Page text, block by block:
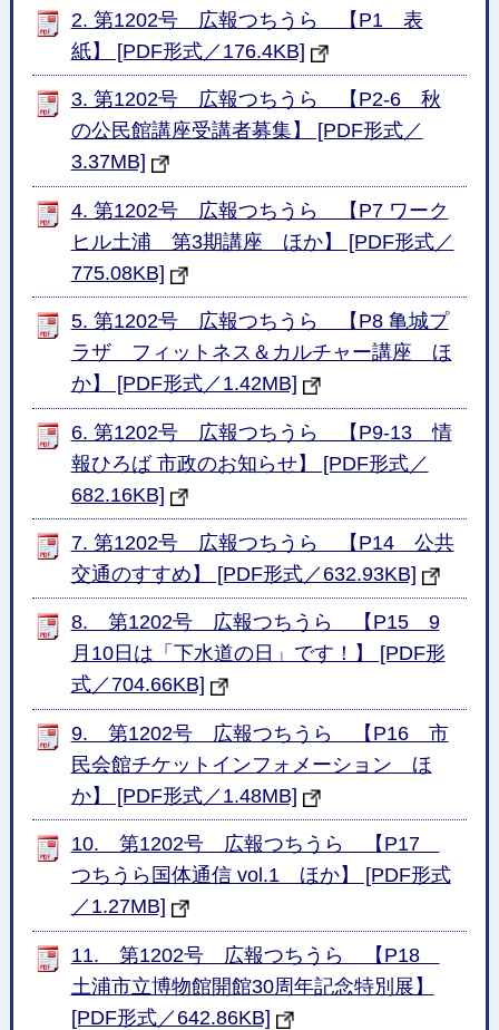
2. 第1202号 広報つちうら 【P1 表
紙】 [PDF形式／176.4KB]
3. 第1202号 広報つちうら 【P2-6 秋
の公民館講座受講者募集】 [PDF形式／
3.37MB]
4. 第1202号 広報つちうら 【P7 ワーク
ヒル土浦 第3期講座 ほか】 [PDF形式／
775.08KB]
5. 第1202号 広報つちうら 【P8 亀城プ
ラザ フィットネス＆カルチャー講座 ほ
か】 [PDF形式／1.42MB]
6. 第1202号 広報つちうら 【P9-13 情
報ひろば 市政のお知らせ】 [PDF形式／
682.16KB]
7. 第1202号 広報つちうら 【P14 公共
交通のすすめ】 [PDF形式／632.93KB]
8. 第1202号 広報つちうら 【P15 9
月10日は「下水道の日」です！】 [PDF形
式／704.66KB]
9. 第1202号 広報つちうら 【P16 市
民会館チケットインフォメーション ほ
か】 [PDF形式／1.48MB]
10. 第1202号 広報つちうら 【P17
つちうら国体通信 vol.1 ほか】 [PDF形式
／1.27MB]
11. 第1202号 広報つちうら 【P18
土浦市立博物館開館30周年記念特別展】
[PDF形式／642.86KB]